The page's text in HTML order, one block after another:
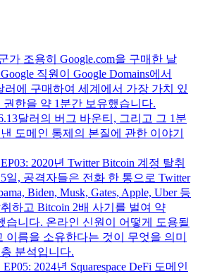
가 조용히 Google.com을 구매한 날
직원이 Google Domains에서
러에 구매하여 세계에서 가장 가치 있
한을 약 1분간 보유했습니다.
달러의 버그 바운티, 그리고 그 1분
도메인 통제의 본질에 관한 이야기
2020년 Twitter Bitcoin 계정 탈취
일, 공격자들은 전화 한 통으로 Twitter
Biden, Musk, Gates, Apple, Uber 등
하고 Bitcoin 2배 사기를 벌여 약
습니다. 온라인 신원이 어떻게 도용될
이름을 소유한다는 것이 무엇을 의미
분석입니다.
2024년 Squarespace DeFi 도메인